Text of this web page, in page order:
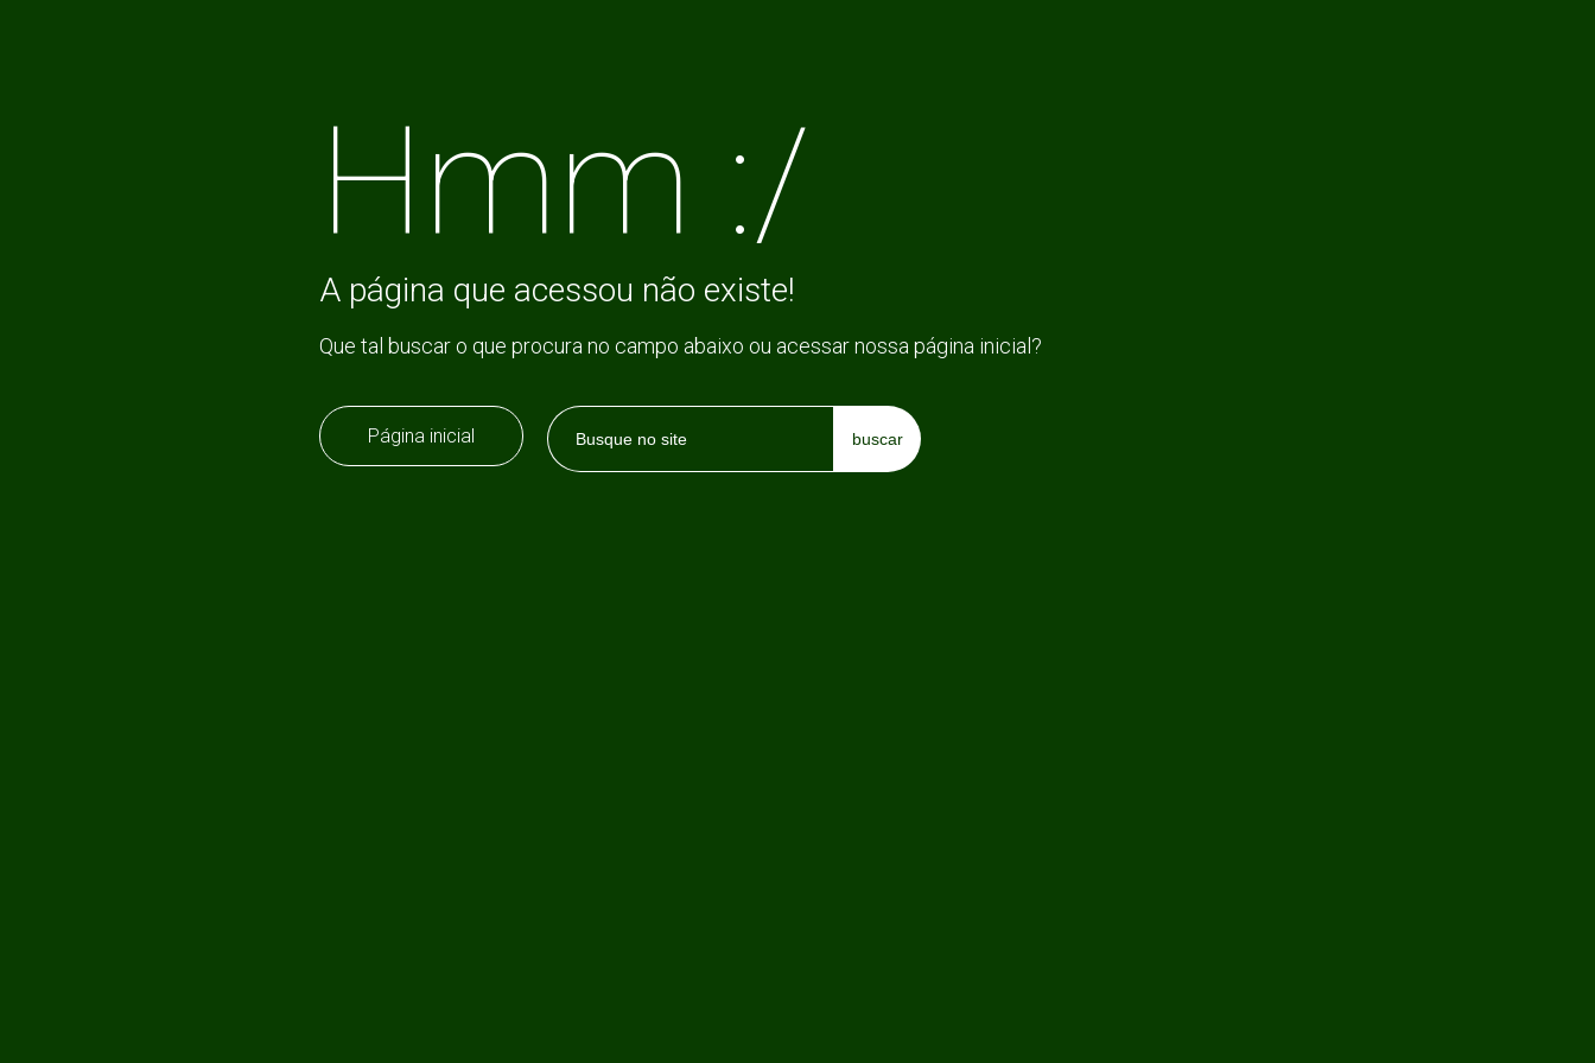
Hmm :/
A página que acessou não existe!
Que tal buscar o que procura no campo abaixo ou acessar nossa página inicial?
Página inicial